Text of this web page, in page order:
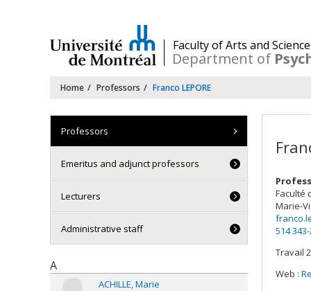
/Faculty of Arts and Science
Department of
Navigation
principale
Home Professors Franco LEPORE
Faculté
Marie-
514
Travail
Web :
Professors
Emeritus and adjunct professors
Lecturers
Administrative staff
A
ACHILLE Marie